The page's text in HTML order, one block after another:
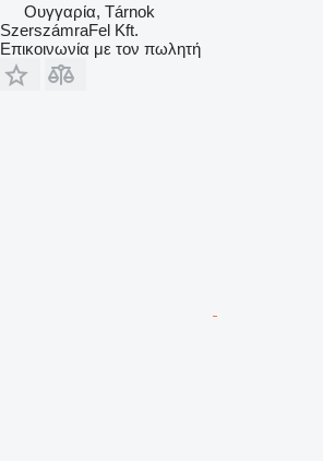
Ουγγαρία, Tárnok
SzerszámraFel Kft.
Επικοινωνία με τον πωλητή